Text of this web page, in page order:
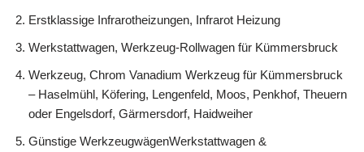
Erstklassige Infrarotheizungen, Infrarot Heizung
Werkstattwagen, Werkzeug-Rollwagen für Kümmersbruck
Werkzeug, Chrom Vanadium Werkzeug für Kümmersbruck
– Haselmühl, Köfering, Lengenfeld, Moos, Penkhof, Theuern
oder Engelsdorf, Gärmersdorf, Haidweiher
Günstige WerkzeugwägenWerkstattwagen &